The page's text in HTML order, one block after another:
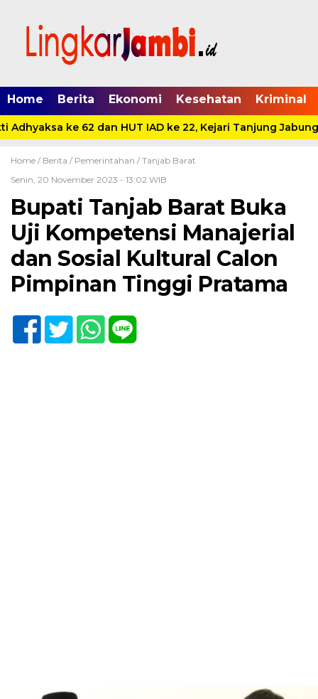
Home Berita Ekonomi Kesehatan Kriminal
Adhyaksa ke 62 dan HUT IAD ke 22, Kejari Tanjung
Home / Berita / Pemerintahan / Tanjab Barat
Senin, 20 November 2023 - 13:02 WIB
Bupati Tanjab Barat Buka
Uji Kompetensi Manajerial
dan Sosial Kultural Calon
Pimpinan Tinggi Pratama